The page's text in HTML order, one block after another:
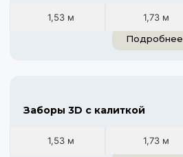
1,53 м 1,73 м
Подробнее
Заборы 3D с калиткой
1,53 м 1,73 м